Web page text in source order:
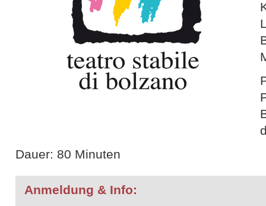
Dauer: 80 Minuten
Anmeldung & Info: